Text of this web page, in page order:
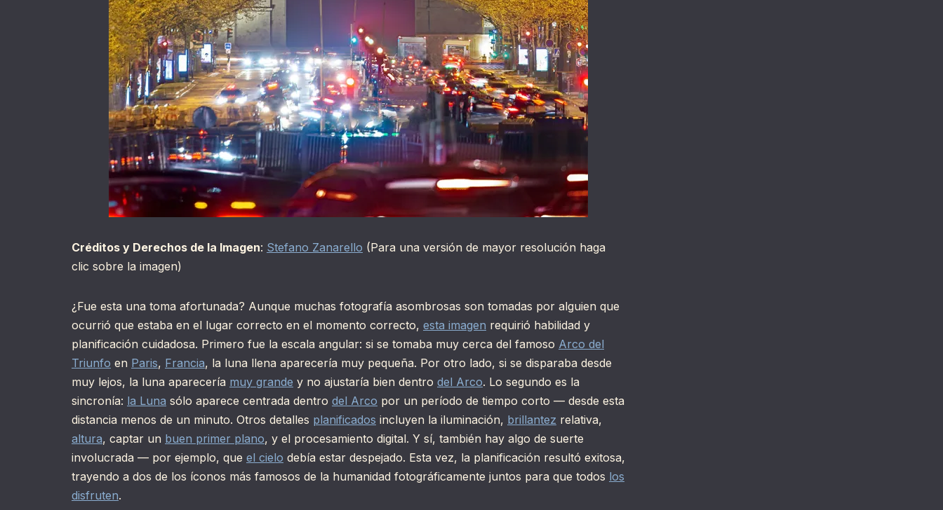
Créditos y Derechos de la Imagen: Stefano Zanarello (Para una versión de mayor resolución haga
clic sobre la imagen)
¿Fue esta una toma afortunada? Aunque muchas fotografía asombrosas son tomadas por alguien que
ocurrió que estaba en el lugar correcto en el momento correcto, esta imagen requirió habilidad y
planificación cuidadosa. Primero fue la escala angular: si se tomaba muy cerca del famoso Arco del
Triunfo en Paris, Francia, la luna llena aparecería muy pequeña. Por otro lado, si se disparaba desde
muy lejos, la luna aparecería muy grande y no ajustaría bien dentro del Arco. Lo segundo es la
sincronía: la Luna sólo aparece centrada dentro del Arco por un período de tiempo corto — desde esta
distancia menos de un minuto. Otros detalles planificados incluyen la iluminación, brillantez relativa,
altura, captar un buen primer plano, y el procesamiento digital. Y sí, también hay algo de suerte
involucrada — por ejemplo, que el cielo debía estar despejado. Esta vez, la planificación resultó exitosa,
trayendo a dos de los íconos más famosos de la humanidad fotográficamente juntos para que todos los
disfruten.